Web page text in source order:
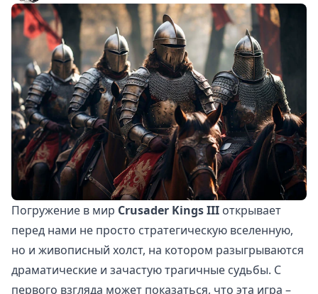
Погружение в мир Crusader Kings III открывает
перед нами не просто стратегическую вселенную,
но и живописный холст, на котором разыгрываются
драматические и зачастую трагичные судьбы. С
первого взгляда может показаться, что эта игра –